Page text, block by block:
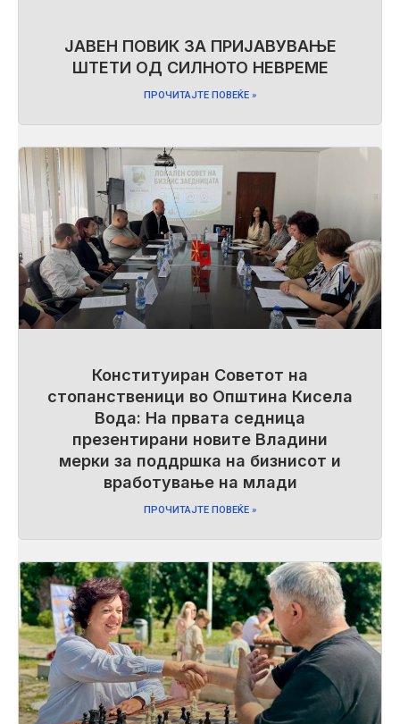
ЈАВЕН ПОВИК ЗА ПРИЈАВУВАЊЕ
ШТЕТИ ОД СИЛНОТО НЕВРЕМЕ
ПРОЧИТАЈТЕ ПОВЕЌЕ »
Конституиран Советот на
стопанственици во Општина Кисела
Вода: На првата седница
презентирани новите Владини
мерки за поддршка на бизнисот и
вработување на млади
ПРОЧИТАЈТЕ ПОВЕЌЕ »